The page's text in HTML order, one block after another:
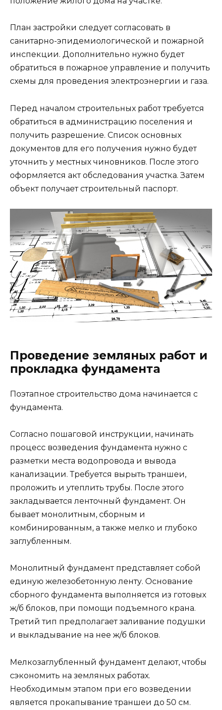
План застройки следует согласовать в
санитарно-эпидемиологической и пожарной
инспекции. Дополнительно нужно будет
обратиться в пожарное управление и получить
схемы для проведения электроэнергии и газа.
Перед началом строительных работ требуется
обратиться в администрацию поселения и
получить разрешение. Список основных
документов для его получения нужно будет
уточнить у местных чиновников. После этого
оформляется акт обследования участка. Затем
объект получает строительный паспорт.
Проведение земляных работ и
прокладка фундамента
Поэтапное строительство дома начинается с
фундамента.
Согласно пошаговой инструкции, начинать
процесс возведения фундамента нужно с
разметки места водопровода и вывода
канализации. Требуется вырыть траншеи,
проложить и утеплить трубы. После этого
закладывается ленточный фундамент. Он
бывает монолитным, сборным и
комбинированным, а также мелко и глубоко
заглубленным.
Монолитный фундамент представляет собой
единую железобетонную ленту. Основание
сборного фундамента выполняется из готовых
ж/б блоков, при помощи подъемного крана.
Третий тип предполагает заливание подушки
и выкладывание на нее ж/б блоков.
Мелкозаглубленный фундамент делают, чтобы
сэкономить на земляных работах.
Необходимым этапом при его возведении
является прокапывание траншеи до 50 см.